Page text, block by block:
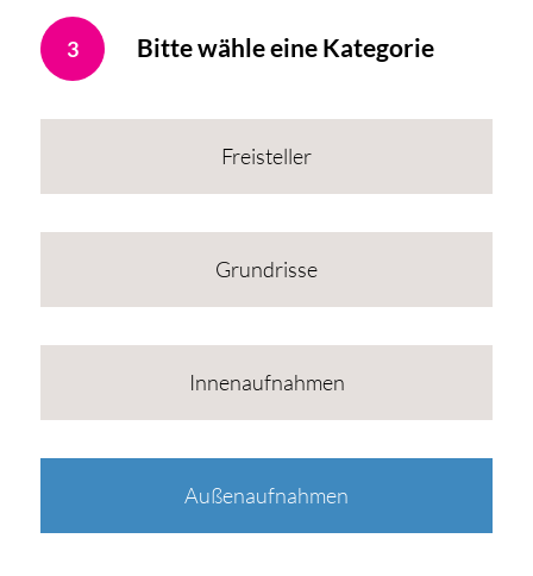
3 Bitte wähle eine Kategorie
Freisteller
Grundrisse
Innenaufnahmen
Außenaufnahmen